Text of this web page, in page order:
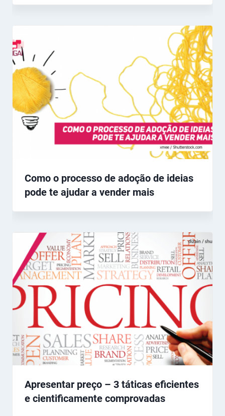
Como o processo de adoção de ideias
pode te ajudar a vender mais
Apresentar preço – 3 táticas eficientes
e cientificamente comprovadas